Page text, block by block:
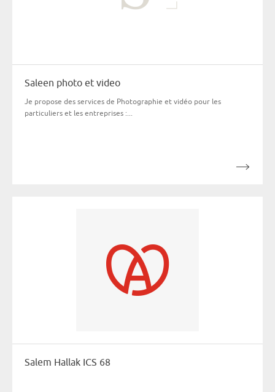
Saleen photo et video
Je propose des services de Photographie et vidéo pour les
particuliers et les entreprises :...
Salem Hallak ICS 68